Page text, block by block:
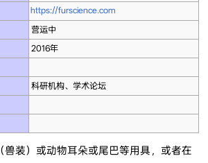
https://furscience.com
营运中
2016年
科研机构、学术论坛
装）或动物耳朵或尾巴等用具，或者在